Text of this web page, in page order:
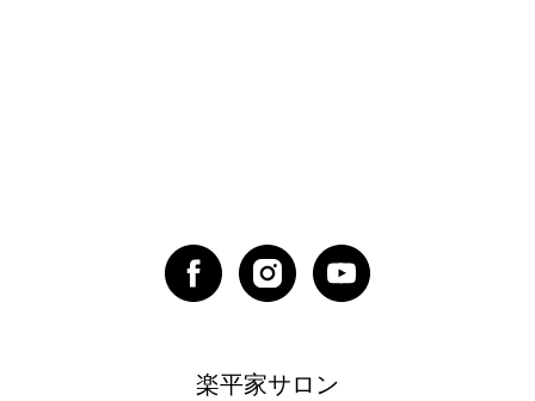
楽平家サロン